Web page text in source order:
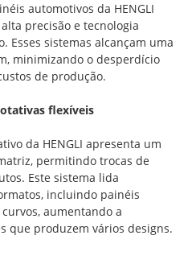
automotivos da HENGLI
precisão e tecnologia
Esses sistemas alcançam uma
minimizando o desperdício
de produção.
flexíveis
da HENGLI apresenta um
permitindo trocas de
Este sistema lida
incluindo painéis
aumentando a
que produzem vários designs.